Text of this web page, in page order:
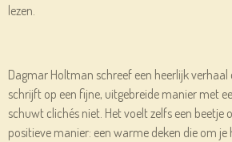
lezen.
Dagmar Holtman schreef een heerlijk
schrijft op een fijne, uitgebreide manier met
schuwt clichés niet. Het voelt zelfs een beetje
positieve manier: een warme deken die om je